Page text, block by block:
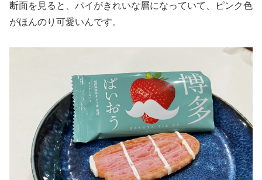
断面を見ると、パイがきれいな層になっていて、ピンク色
がほんのり可愛いんです。